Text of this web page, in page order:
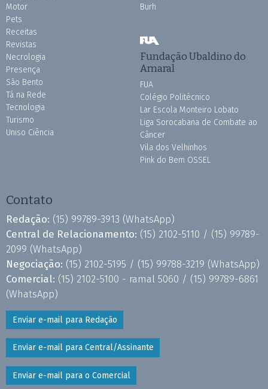
Motor
Pets
Receitas
Revistas
Necrologia
Presença
São Bento
Tá na Rede
Tecnologia
Turismo
Uniso Ciência
Burh
Fundação Ubaldino do
Amaral
FUA
Colégio Politécnico
Lar Escola Monteiro Lobato
Liga Sorocabana de Combate ao
Câncer
Vila dos Velhinhos
Pink do Bem OSSEL
Contato
Redação: (15) 99789-3913 (WhatsApp)
Central de Relacionamento: (15) 2102-5110 / (15) 99789-
2099 (WhatsApp)
Negociação: (15) 2102-5195 / (15) 99788-3219 (WhatsApp)
Comercial: (15) 2102-5100 - ramal 5060 / (15) 99789-6861
(WhatsApp)
Enviar e-mail para Redação
Enviar e-mail para Central/Assinante
Enviar e-mail para o Comercial